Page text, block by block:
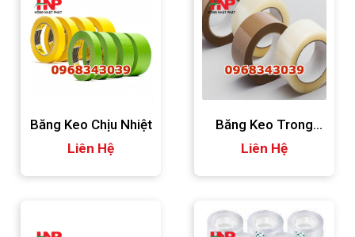
Băng Keo Chịu Nhiệt
Liên Hệ
Băng Keo Trong
3cm
Liên Hệ